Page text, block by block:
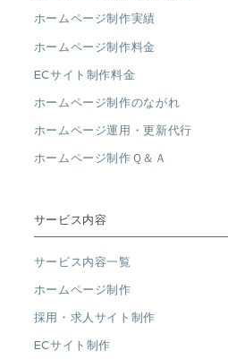
ホームページ制作実績
ホームページ制作料金
ECサイト制作料金
ホームページ制作のながれ
ホームページ運用・更新代行
ホームページ制作Ｑ＆Ａ
サービス内容
サービス内容一覧
ホームページ制作
採用・求人サイト制作
ECサイト制作